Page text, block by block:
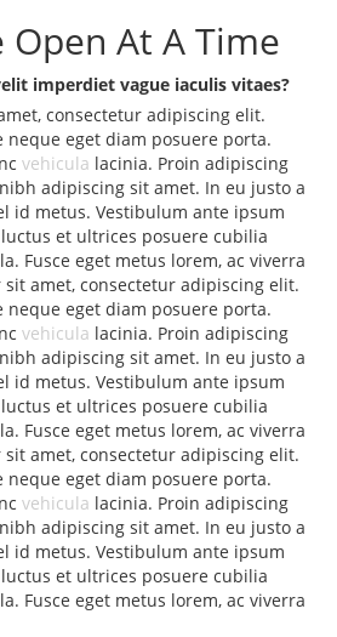
Open At A Time
imperdiet vague iaculis vitaes?
consectetur adipiscing elit.
eget diam posuere porta.
vehicula lacinia. Proin adipiscing
adipiscing sit amet. In eu justo a
id metus. Vestibulum ante ipsum
et ultrices posuere cubilia
Fusce eget metus lorem, ac viverra
amet, consectetur adipiscing elit.
eget diam posuere porta.
vehicula lacinia. Proin adipiscing
adipiscing sit amet. In eu justo a
id metus. Vestibulum ante ipsum
et ultrices posuere cubilia
Fusce eget metus lorem, ac viverra
amet, consectetur adipiscing elit.
eget diam posuere porta.
vehicula lacinia. Proin adipiscing
adipiscing sit amet. In eu justo a
id metus. Vestibulum ante ipsum
et ultrices posuere cubilia
Fusce eget metus lorem, ac viverra